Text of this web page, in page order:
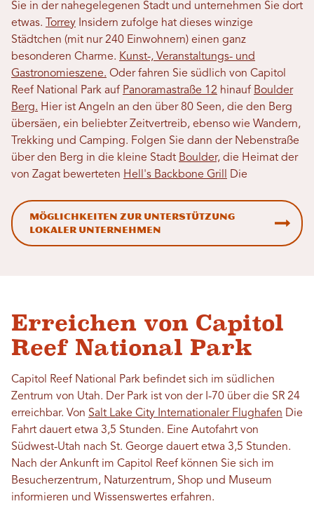
Sie in der nahegelegenen Stadt und unternehmen Sie dort
etwas.
Torrey Insidern zufolge hat dieses winzige
Städtchen (mit nur 240 Einwohnern) einen ganz
besonderen Charme. Kunst-, Veranstaltungs- und
Gastronomieszene. Oder fahren Sie südlich von Capitol
Reef National Park auf Panoramastraße 12 hinauf Boulder
Berg. Hier ist Angeln an den über 80 Seen, die den Berg
übersäen, ein beliebter Zeitvertreib, ebenso wie Wandern,
Trekking und Camping. Folgen Sie dann der Nebenstraße
über den Berg in die kleine Stadt Boulder, die Heimat der
von Zagat bewerteten Hell's Backbone Grill Die
Möglichkeiten zur Unterstützung
lokaler Unternehmen
Erreichen von Capitol
Reef National Park
Capitol Reef National Park befindet sich im südlichen
Zentrum von Utah. Der Park ist von der I-70 über die SR 24
erreichbar. Von Salt Lake City Internationaler Flughafen Die
Fahrt dauert etwa 3,5 Stunden. Eine Autofahrt von
Südwest-Utah nach St. George dauert etwa 3,5 Stunden.
Nach der Ankunft im Capitol Reef können Sie sich im
Besucherzentrum, Naturzentrum, Shop und Museum
informieren und Wissenswertes erfahren.